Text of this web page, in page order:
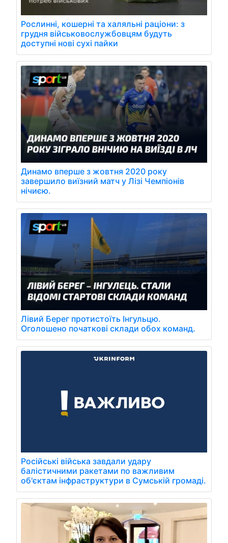
Рослинні, кошерні та халяльні раціони: з
грудня військовослужбовцям будуть
доступні нові сухі пайки
Динамо вперше з жовтня 2020 року
завершило виїзний матч у Лізі Чемпіонів
нічиєю.
Лівий Берег протистоїть Інгульцю.
Оголошено початкові склади обох команд.
Російські війська завдали удару
балістичними ракетами по важливим
об'єктам інфраструктури в Сумській громаді.